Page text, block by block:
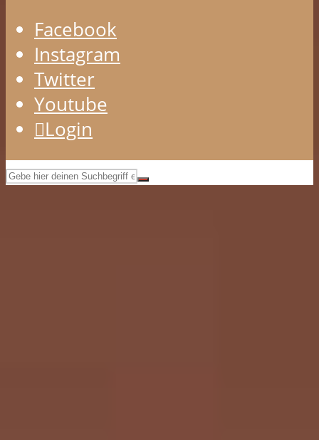
Facebook
Instagram
Twitter
Youtube
Login